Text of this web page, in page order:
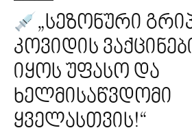
„სეზონური
კოვიდის
იყოს უფასო და
ხელმისაწვდომი
ყველასთვის!“